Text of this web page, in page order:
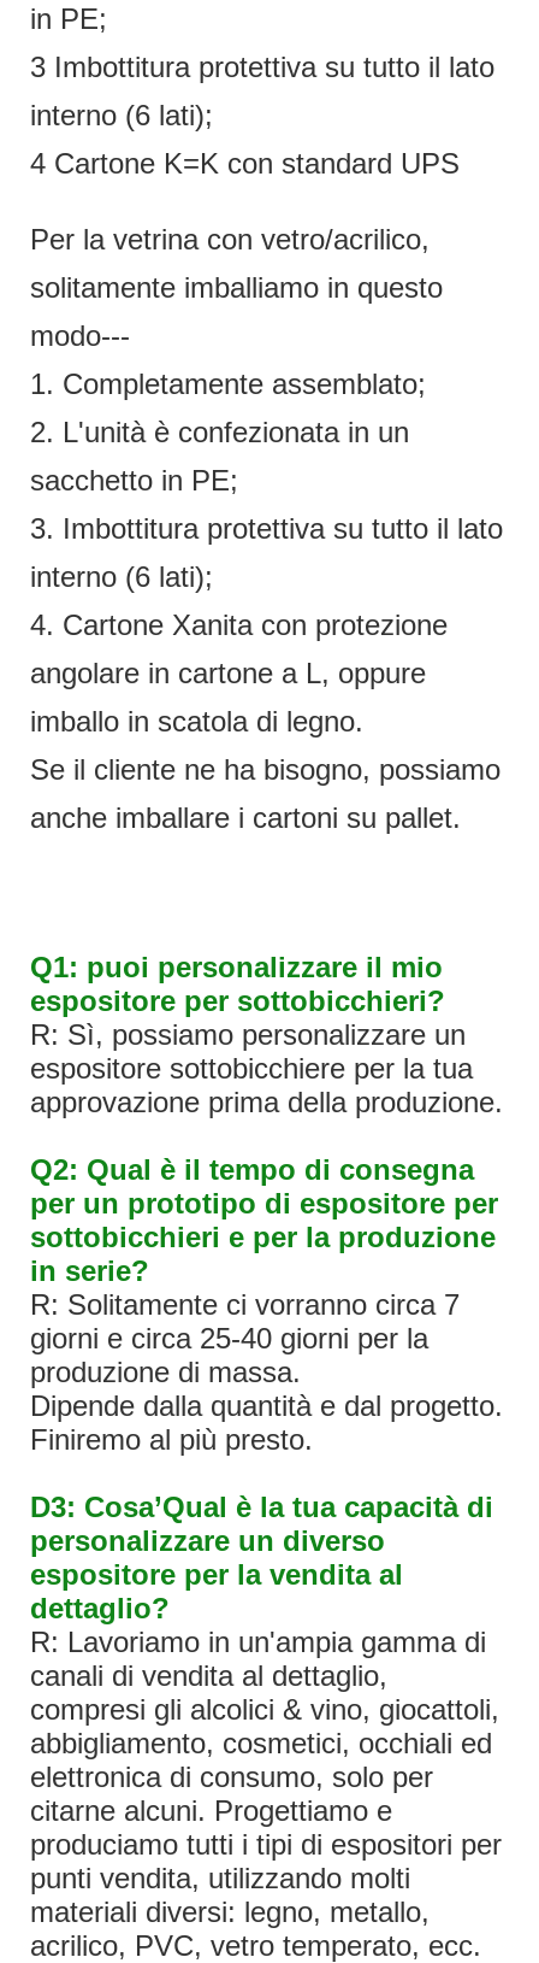
in PE;
3 Imbottitura protettiva su tutto il lato
interno (6 lati);
4 Cartone K=K con standard UPS
Per la vetrina con vetro/acrilico,
solitamente imballiamo in questo
modo---
1. Completamente assemblato;
2. L'unità è confezionata in un
sacchetto in PE;
3. Imbottitura protettiva su tutto il lato
interno (6 lati);
4. Cartone Xanita con protezione
angolare in cartone a L, oppure
imballo in scatola di legno.
Se il cliente ne ha bisogno, possiamo
anche imballare i cartoni su pallet.
Q1: puoi personalizzare il mio
espositore per sottobicchieri?
R: Sì, possiamo personalizzare un
espositore sottobicchiere per la tua
approvazione prima della produzione.
Q2: Qual è il tempo di consegna
per un prototipo di espositore per
sottobicchieri e per la produzione
in serie?
R: Solitamente ci vorranno circa 7
giorni e circa 25-40 giorni per la
produzione di massa.
Dipende dalla quantità e dal progetto.
Finiremo al più presto.
D3: Cosa’Qual è la tua capacità di
personalizzare un diverso
espositore per la vendita al
dettaglio?
R: Lavoriamo in un'ampia gamma di
canali di vendita al dettaglio,
compresi gli alcolici & vino, giocattoli,
abbigliamento, cosmetici, occhiali ed
elettronica di consumo, solo per
citarne alcuni. Progettiamo e
produciamo tutti i tipi di espositori per
punti vendita, utilizzando molti
materiali diversi: legno, metallo,
acrilico, PVC, vetro temperato, ecc.